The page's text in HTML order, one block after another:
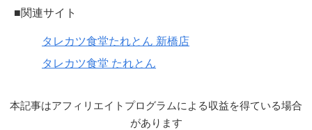
■関連サイト
タレカツ食堂たれとん 新橋店
タレカツ食堂 たれとん
本記事はアフィリエイトプログラムによる収益を得ている場合
があります